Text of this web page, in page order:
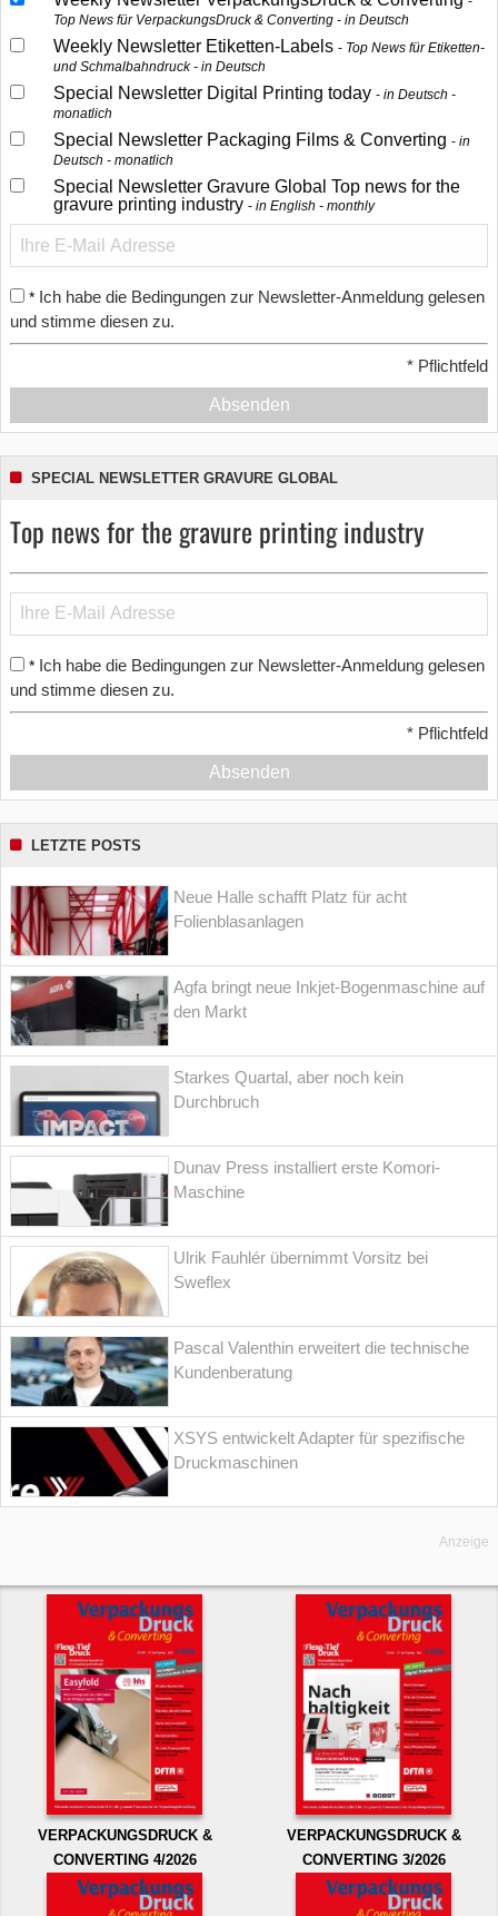
Top News für VerpackungsDruck & Converting - in Deutsch
Weekly Newsletter Etiketten-Labels
Top News für Etiketten-
und Schmalbahndruck - in Deutsch
Special Newsletter Digital Printing today
in Deutsch -
monatlich
Special Newsletter Packaging Films & Converting
in
Deutsch - monatlich
Special Newsletter Gravure Global Top news for the
gravure printing industry
in English - monthly
* Ich habe die Bedingungen zur Newsletter-Anmeldung gelesen
und stimme diesen zu.
* Pflichtfeld
Absenden
SPECIAL NEWSLETTER GRAVURE GLOBAL
Top news for the gravure printing industry
* Ich habe die Bedingungen zur Newsletter-Anmeldung gelesen
und stimme diesen zu.
* Pflichtfeld
Absenden
LETZTE POSTS
Neue Halle schafft Platz für acht
Folienblasanlagen
Agfa bringt neue Inkjet-Bogenmaschine auf
den Markt
Starkes Quartal, aber noch kein
Durchbruch
Dunav Press installiert erste Komori-
Maschine
Ulrik Fauhlér übernimmt Vorsitz bei
Sweflex
Pascal Valenthin erweitert die technische
Kundenberatung
XSYS entwickelt Adapter für spezifische
Druckmaschinen
Anzeige
VERPACKUNGSDRUCK &
CONVERTING 4/2026
VERPACKUNGSDRUCK &
CONVERTING 3/2026